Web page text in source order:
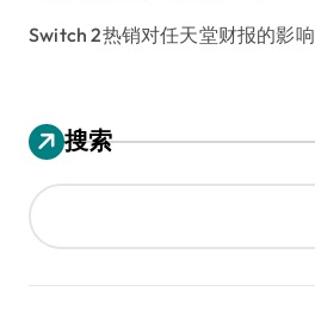
Switch 2热销对任天堂财报的影响
搜索